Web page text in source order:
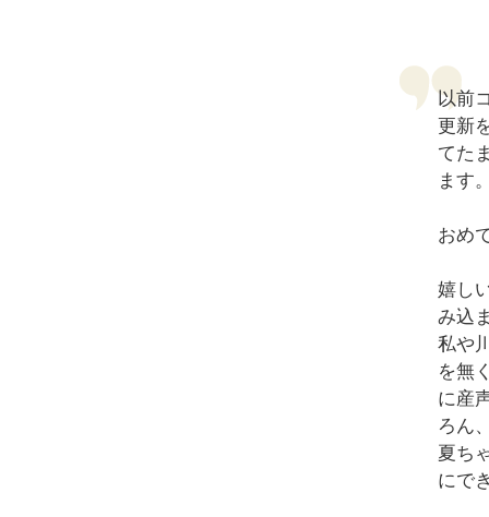
以前
更新
てた
ます
おめ
嬉し
み込
私や
を無
に産
ろん
夏ち
にで